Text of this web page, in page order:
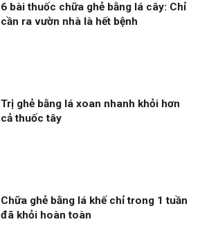
6 bài thuốc chữa ghẻ bằng lá cây: Chỉ
cần ra vườn nhà là hết bệnh
Trị ghẻ bằng lá xoan nhanh khỏi hơn
cả thuốc tây
Chữa ghẻ bằng lá khế chỉ trong 1 tuần
đã khỏi hoàn toàn